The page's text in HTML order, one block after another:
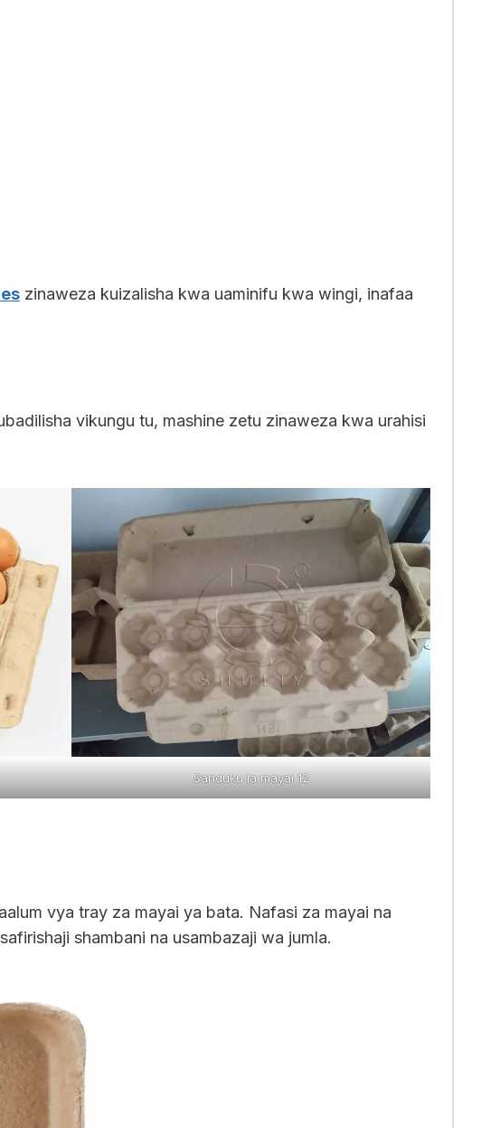
zinaweza kuizalisha kwa uaminifu kwa wingi, inafaa
vikungu tu, mashine zetu zinaweza kwa urahisi
Sanduku la mayai 12
vya tray za mayai ya bata. Nafasi za mayai na
shambani na usambazaji wa jumla.